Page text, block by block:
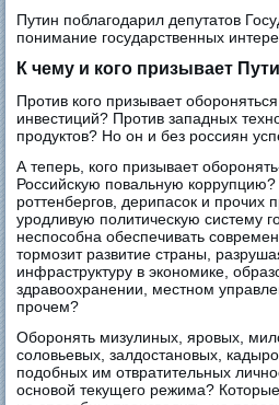
Путин поблагодарил депутатов
понимание государственных
К чему и кого призывает
Против кого призывает
инвестиций? Против западных
продуктов? Но он и без россиян
А теперь, кого призывает
Российскую повальную
роттенбергов, дерипасок и
уродливую политическую систему
неспособна обеспечивать
тормозит развитие страны,
инфраструктуру в экономике,
здравоохранении, местном
прочем?
Оборонять мизулиных, яровых,
соловьевых, залдостановых,
подобных им отвратительных
основой текущего режима?